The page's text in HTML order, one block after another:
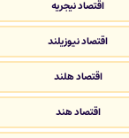
اقتصاد نیجریه
اقتصاد نیوزیلند
اقتصاد هلند
اقتصاد هند